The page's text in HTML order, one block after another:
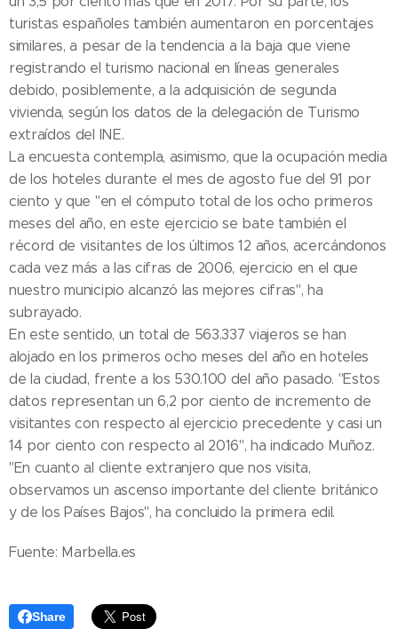
turistas españoles también aumentaron en porcentajes
similares, a pesar de la tendencia a la baja que viene
registrando el turismo nacional en líneas generales
debido, posiblemente, a la adquisición de segunda
vivienda, según los datos de la delegación de Turismo
extraídos del INE.
La encuesta contempla, asimismo, que la ocupación media
de los hoteles durante el mes de agosto fue del 91 por
ciento y que "en el cómputo total de los ocho primeros
meses del año, en este ejercicio se bate también el
récord de visitantes de los últimos 12 años, acercándonos
cada vez más a las cifras de 2006, ejercicio en el que
nuestro municipio alcanzó las mejores cifras", ha
subrayado.
En este sentido, un total de 563.337 viajeros se han
alojado en los primeros ocho meses del año en hoteles
de la ciudad, frente a los 530.100 del año pasado. "Estos
datos representan un 6,2 por ciento de incremento de
visitantes con respecto al ejercicio precedente y casi un
14 por ciento con respecto al 2016", ha indicado Muñoz.
"En cuanto al cliente extranjero que nos visita,
observamos un ascenso importante del cliente británico
y de los Países Bajos", ha concluido la primera edil.
Fuente: Marbella.es
Share